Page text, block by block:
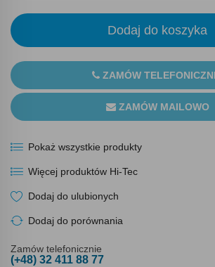
Dodaj do koszyka
ZAMÓW
ZAMÓW MAILOWO
Pokaż wszystkie produkty
Więcej produktów Hi-Tec
Dodaj do ulubionych
Dodaj do porównania
Zamów telefonicznie
(+48) 32 411 88 77